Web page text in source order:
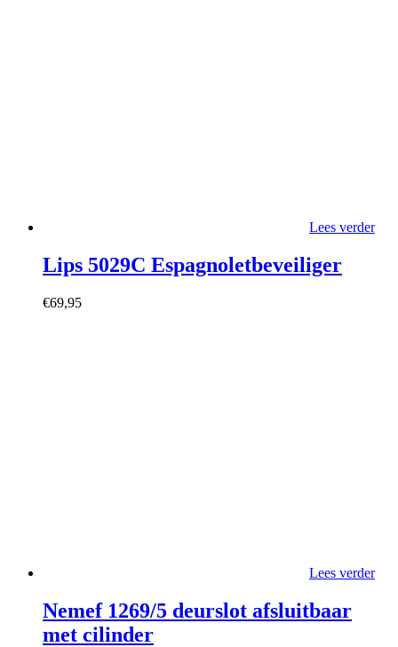
Lees verder
Lips 5029C Espagnoletbeveiliger
€69,95
Lees verder
Nemef 1269/5 deurslot afsluitbaar
met cilinder